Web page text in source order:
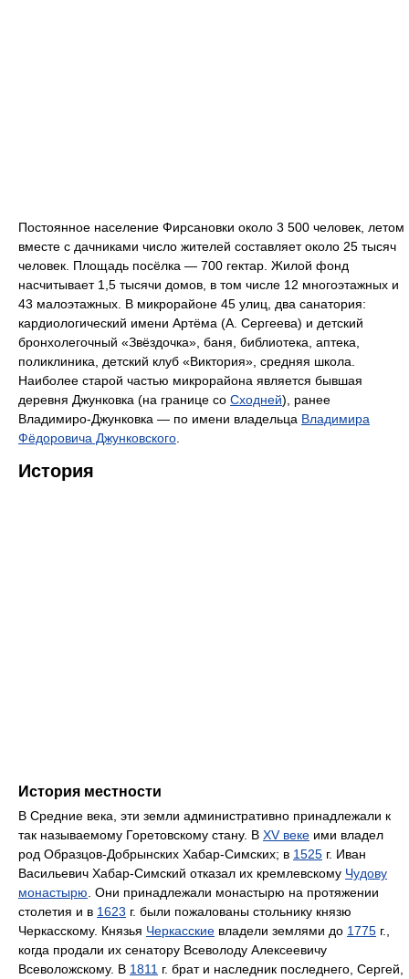
Постоянное население Фирсановки около 3 500 человек, летом
вместе с дачниками число жителей составляет около 25 тысяч
человек. Площадь посёлка — 700 гектар. Жилой фонд
насчитывает 1,5 тысячи домов, в том числе 12 многоэтажных и
43 малоэтажных. В микрорайоне 45 улиц, два санатория:
кардиологический имени Артёма (А. Сергеева) и детский
бронхолегочный «Звёздочка», баня, библиотека, аптека,
поликлиника, детский клуб «Виктория», средняя школа.
Наиболее старой частью микрорайона является бывшая
деревня Джунковка (на границе со Сходней), ранее
Владимиро-Джунковка — по имени владельца Владимира
Фёдоровича Джунковского
История
История местности
В Средние века, эти земли административно принадлежали к
так называемому Горетовскому стану. В XV веке ими владел
род Образцов-Добрынских Хабар-Симских; в 1525 г. Иван
Васильевич Хабар-Симский отказал их кремлевскому Чудову
монастырю . Они принадлежали монастырю на протяжении
столетия и в 1623 г. были пожалованы стольнику князю
Черкасскому. Князья Черкасские владели землями до 1775 г.,
когда продали их сенатору Всеволоду Алексеевичу
Всеволожскому. В 1811 г. брат и наследник последнего, Сергей,